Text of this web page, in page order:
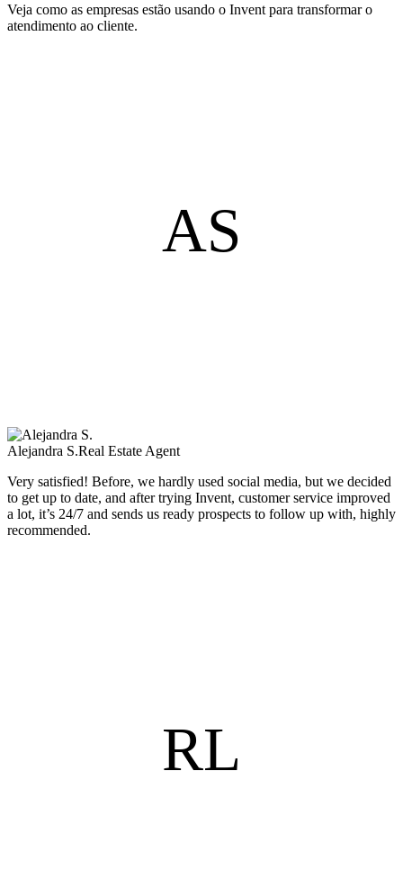
Veja como as empresas estão usando o Invent para transformar o
atendimento ao cliente.
AS
Alejandra S.Real Estate Agent
Very satisfied! Before, we hardly used social media, but we decided
to get up to date, and after trying Invent, customer service improved
a lot, it’s 24/7 and sends us ready prospects to follow up with, highly
recommended.
RL